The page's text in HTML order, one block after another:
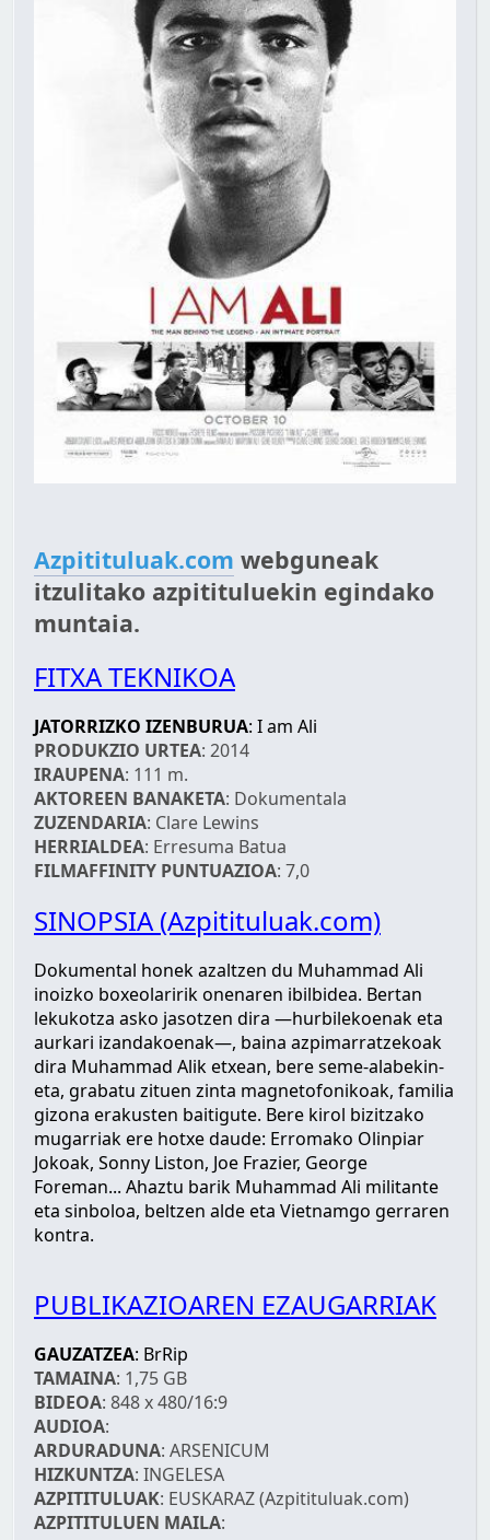
Azpitituluak.com webguneak
itzulitako azpitituluekin egindako
muntaia.
FITXA TEKNIKOA
JATORRIZKO IZENBURUA: I am Ali
PRODUKZIO URTEA: 2014
IRAUPENA: 111 m.
AKTOREEN BANAKETA: Dokumentala
ZUZENDARIA: Clare Lewins
HERRIALDEA: Erresuma Batua
FILMAFFINITY PUNTUAZIOA: 7,0
SINOPSIA (Azpitituluak.com)
Dokumental honek azaltzen du Muhammad Ali
inoizko boxeolaririk onenaren ibilbidea. Bertan
lekukotza asko jasotzen dira —hurbilekoenak eta
aurkari izandakoenak—, baina azpimarratzekoak
dira Muhammad Alik etxean, bere seme-alabekin-
eta, grabatu zituen zinta magnetofonikoak, familia
gizona erakusten baitigute. Bere kirol bizitzako
mugarriak ere hotxe daude: Erromako Olinpiar
Jokoak, Sonny Liston, Joe Frazier, George
Foreman... Ahaztu barik Muhammad Ali militante
eta sinboloa, beltzen alde eta Vietnamgo gerraren
kontra.
PUBLIKAZIOAREN EZAUGARRIAK
GAUZATZEA: BrRip
TAMAINA: 1,75 GB
BIDEOA: 848 x 480/16:9
AUDIOA:
ARDURADUNA: ARSENICUM
HIZKUNTZA: INGELESA
AZPITITULUAK: EUSKARAZ (Azpitituluak.com)
AZPITITULUEN MAILA: